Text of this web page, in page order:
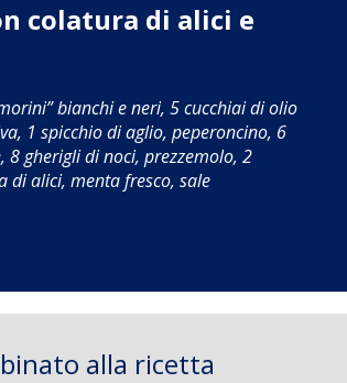
colatura di alici e
bianchi e neri, 5 cucchiai di olio
1 spicchio di aglio, peperoncino, 6
8 gherigli di noci, prezzemolo, 2
di alici, menta fresco, sale
alla ricetta